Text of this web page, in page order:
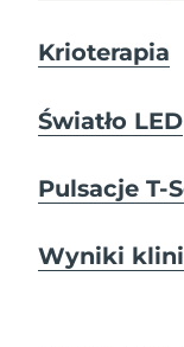
Krioterapia
Światło LED
Pulsacje T-
Wyniki